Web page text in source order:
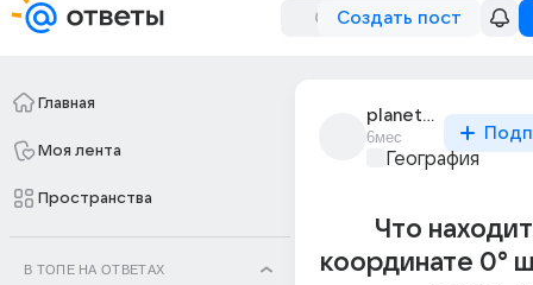
Создать пост
Главная
Моя лента
Пространства
В ТОПЕ НА ОТВЕТАХ
planeta_planety_1
6мес
География
Что
координате 0°